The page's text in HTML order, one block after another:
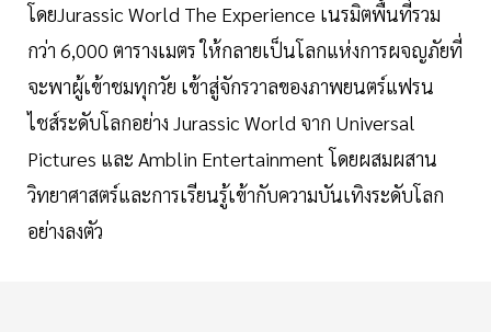
โดยJurassic World The Experience เนรมิตพื้นที่รวม
กว่า 6,000 ตารางเมตร ให้กลายเป็นโลกแห่งการผจญภัยที่
จะพาผู้เข้าชมทุกวัย เข้าสู่จักรวาลของภาพยนตร์แฟรน
ไชส์ระดับโลกอย่าง Jurassic World จาก Universal
Pictures และ Amblin Entertainment โดยผสมผสาน
วิทยาศาสตร์และการเรียนรู้เข้ากับความบันเทิงระดับโลก
อย่างลงตัว